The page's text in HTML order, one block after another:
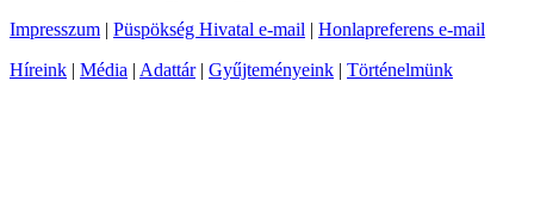
Impresszum | Püspökség Hivatal e-mail | Honlapreferens e-mail
Híreink | Média | Adattár| Gyűjteményeink | Történelmünk